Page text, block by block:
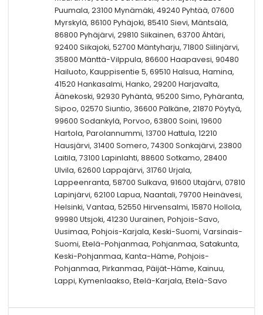
Puumala, 23100 Mynämäki, 49240 Pyhtää, 07600
Myrskylä, 86100 Pyhäjoki, 85410 Sievi, Mäntsälä,
86800 Pyhäjärvi, 29810 Siikainen, 63700 Ähtäri,
92400 Siikajoki, 52700 Mäntyharju, 71800 Siilinjärvi,
35800 Mänttä-Vilppula, 86600 Haapavesi, 90480
Hailuoto, Kauppisentie 5, 69510 Halsua, Hamina,
41520 Hankasalmi, Hanko, 29200 Harjavalta,
Äänekoski, 92930 Pyhäntä, 95200 Simo, Pyhäranta,
Sipoo, 02570 Siuntio, 36600 Pälkäne, 21870 Pöytyä,
99600 Sodankylä, Porvoo, 63800 Soini, 19600
Hartola, Parolannummi, 13700 Hattula, 12210
Hausjärvi, 31400 Somero, 74300 Sonkajärvi, 23800
Laitila, 73100 Lapinlahti, 88600 Sotkamo, 28400
Ulvila, 62600 Lappajärvi, 31760 Urjala,
Lappeenranta, 58700 Sulkava, 91600 Utajärvi, 07810
Lapinjärvi, 62100 Lapua, Naantali, 79700 Heinävesi,
Helsinki, Vantaa, 52550 Hirvensalmi, 15870 Hollola,
99980 Utsjoki, 41230 Uurainen, Pohjois-Savo,
Uusimaa, Pohjois-Karjala, Keski-Suomi, Varsinais-
Suomi, Etelä-Pohjanmaa, Pohjanmaa, Satakunta,
Keski-Pohjanmaa, Kanta-Häme, Pohjois-
Pohjanmaa, Pirkanmaa, Päijät-Häme, Kainuu,
Lappi, Kymenlaakso, Etelä-Karjala, Etelä-Savo